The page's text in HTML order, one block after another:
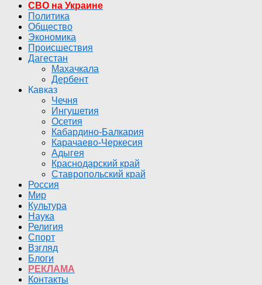
СВО на Украине
Политика
Общество
Экономика
Происшествия
Дагестан
Махачкала
Дербент
Кавказ
Чечня
Ингушетия
Осетия
Кабардино-Балкария
Карачаево-Черкесия
Адыгея
Краснодарский край
Ставропольский край
Россия
Мир
Культура
Наука
Религия
Спорт
Взгляд
Блоги
РЕКЛАМА
Контакты